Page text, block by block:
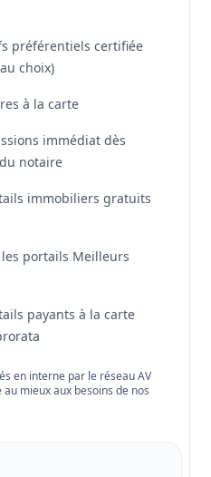
préférentiels certifiée
choix)
à la carte
immédiat dès
notaire
immobiliers gratuits
portails Meilleurs
payants à la carte
en interne par le réseau AV
mieux aux besoins de nos